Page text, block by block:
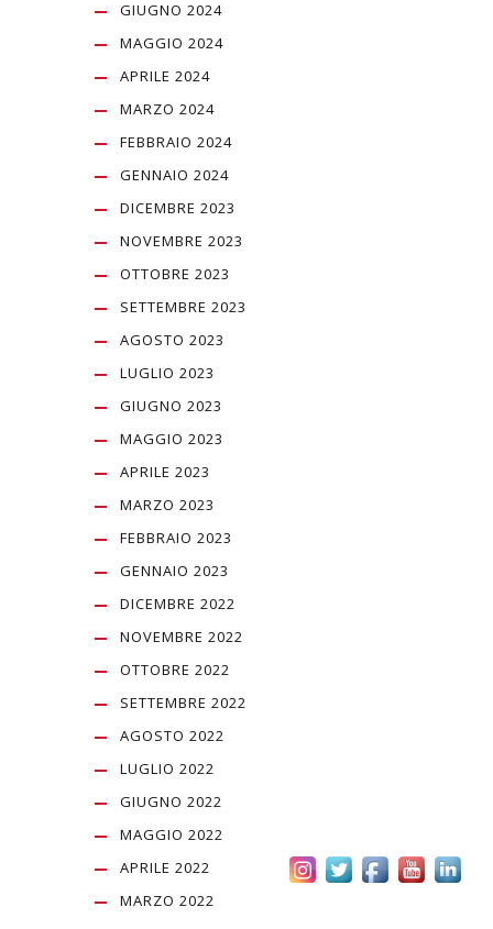
GIUGNO 2024
MAGGIO 2024
APRILE 2024
MARZO 2024
FEBBRAIO 2024
GENNAIO 2024
DICEMBRE 2023
NOVEMBRE 2023
OTTOBRE 2023
SETTEMBRE 2023
AGOSTO 2023
LUGLIO 2023
GIUGNO 2023
MAGGIO 2023
APRILE 2023
MARZO 2023
FEBBRAIO 2023
GENNAIO 2023
DICEMBRE 2022
NOVEMBRE 2022
OTTOBRE 2022
SETTEMBRE 2022
AGOSTO 2022
LUGLIO 2022
GIUGNO 2022
MAGGIO 2022
APRILE 2022
MARZO 2022